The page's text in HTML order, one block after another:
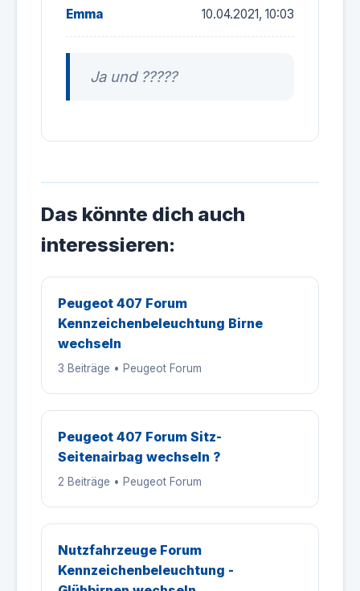
Emma 10.04.2021, 10:03
Ja und ?????
Das könnte dich auch
interessieren:
Peugeot 407 Forum
Kennzeichenbeleuchtung Birne
wechseln
3 Beiträge • Peugeot Forum
Peugeot 407 Forum Sitz-
Seitenairbag wechseln ?
2 Beiträge • Peugeot Forum
Nutzfahrzeuge Forum
Kennzeichenbeleuchtung -